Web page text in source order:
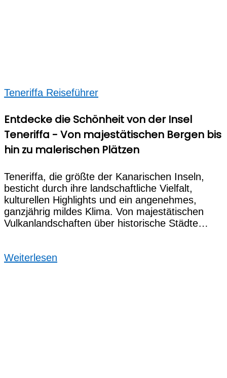
Teneriffa Reiseführer
Entdecke die Schönheit von der Insel
Teneriffa - Von majestätischen Bergen bis
hin zu malerischen Plätzen
Teneriffa, die größte der Kanarischen Inseln,
besticht durch ihre landschaftliche Vielfalt,
kulturellen Highlights und ein angenehmes,
ganzjährig mildes Klima. Von majestätischen
Vulkanlandschaften über historische Städte…
Weiterlesen